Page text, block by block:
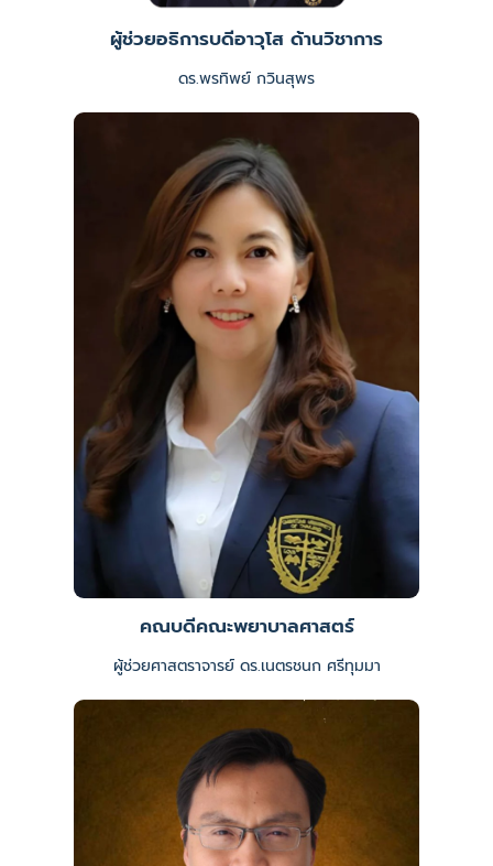
ผู้ช่วยอธิการบดีอาวุโส ด้านวิชาการ
ดร.พรทิพย์ กวินสุพร
คณบดีคณะพยาบาลศาสตร์
ผู้ช่วยศาสตราจารย์ ดร.เนตรชนก ศรีทุมมา